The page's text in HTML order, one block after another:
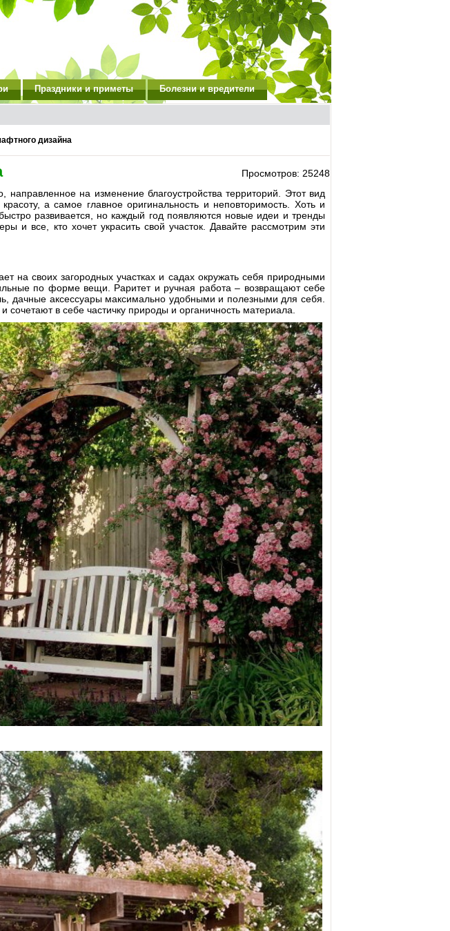
Праздники и приметы Болезни и вредители
дизайна
Просмотров: 25248
на изменение благоустройства территорий. Этот вид
а самое главное оригинальность и неповторимость. Хоть и
развивается, но каждый год появляются новые идеи и тренды
и все, кто хочет украсить свой участок. Давайте рассмотрим эти
на своих загородных участках и садах окружать себя природными
по форме вещи. Раритет и ручная работа – возвращают себе
дачные аксессуары максимально удобными и полезными для себя.
в себе частичку природы и органичность материала.